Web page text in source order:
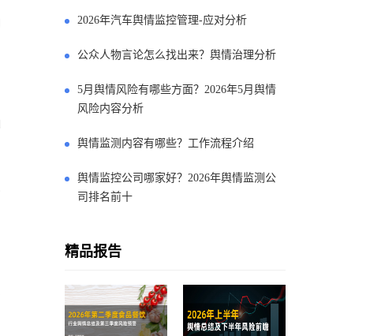
2026年汽车舆情监控管理-应对分析
公众人物言论怎么找出来？舆情治理分析
5月舆情风险有哪些方面？2026年5月舆情
风险内容分析
舆情监测内容有哪些？工作流程介绍
舆情监控公司哪家好？2026年舆情监测公
司排名前十
精品报告